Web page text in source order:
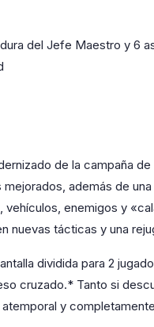
del Jefe Maestro y 6
de la campaña
además de
vehículos, enemigos y
tácticas y una
dividida para 2
cruzado.* Tanto si
y